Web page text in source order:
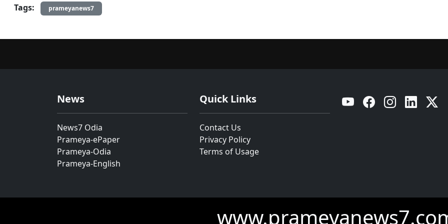
Tags: prameyanews7
News
News7 Odia
Prameya-ePaper
Prameya-Odia
Prameya-English
Quick Links
Contact Us
Privacy Policy
Terms of Usage
YouTube Facebook Instagram